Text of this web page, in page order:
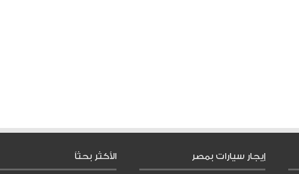
إيجار سيارات بمصر الأكثر بحثاً